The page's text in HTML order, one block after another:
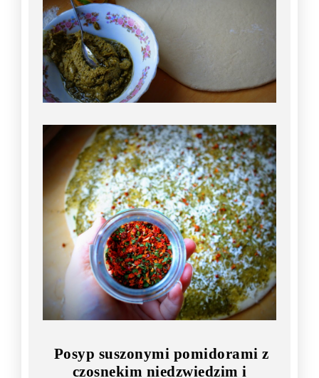
Posyp suszonymi pomidorami z
czosnekim niedzwiedzim i